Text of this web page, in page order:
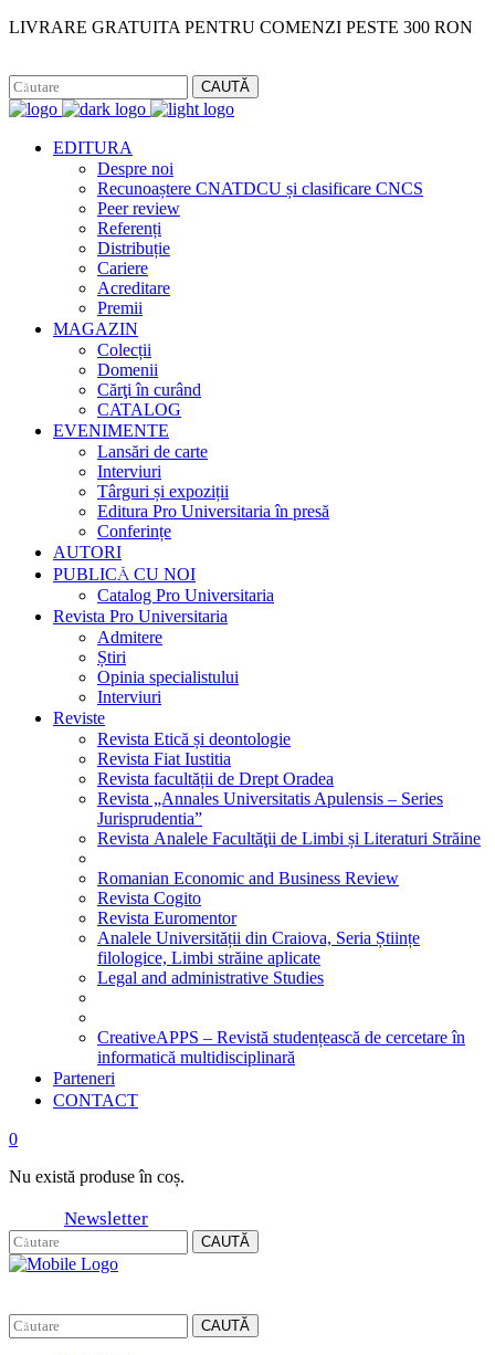
LIVRARE GRATUITA PENTRU COMENZI PESTE 300 RON
CAUTĂ
EDITURA
Despre noi
Recunoaștere CNATDCU și clasificare CNCS
Peer review
Referenți
Distribuție
Cariere
Acreditare
Premii
MAGAZIN
Colecții
Domenii
Cărţi în curând
CATALOG
EVENIMENTE
Lansări de carte
Interviuri
Târguri și expoziții
Editura Pro Universitaria în presă
Conferințe
AUTORI
PUBLICĂ CU NOI
Catalog Pro Universitaria
Revista Pro Universitaria
Admitere
Știri
Opinia specialistului
Interviuri
Reviste
Revista Etică și deontologie
Revista Fiat Iustitia
Revista facultății de Drept Oradea
Revista „Annales Universitatis Apulensis – Series
Jurisprudentia”
Revista Analele Facultăţii de Limbi și Literaturi Străine
Romanian Economic and Business Review
Revista Cogito
Revista Euromentor
Analele Universității din Craiova, Seria Științe
filologice, Limbi străine aplicate
Legal and administrative Studies
CreativeAPPS – Revistă studențească de cercetare în
informatică multidisciplinară
Parteneri
CONTACT
0
Nu există produse în coș.
Newsletter
CAUTĂ
CAUTĂ